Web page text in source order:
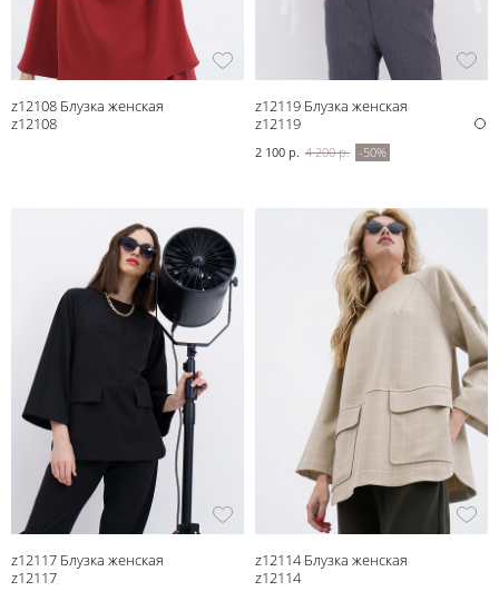
z12108 Блузка женская
z12108
z12119 Блузка женская
z12119
2 100 р. 4 200 р. -50%
z12117 Блузка женская
z12117
z12114 Блузка женская
z12114